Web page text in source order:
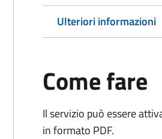
Ulteriori informazioni
Come fare
Il servizio può essere
in formato PDF.